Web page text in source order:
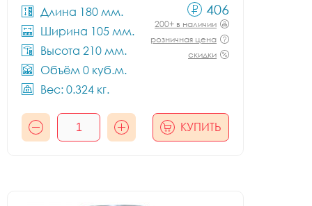
Длина 180 мм.
Ширина 105 мм.
Высота 210 мм.
Объём 0 куб.м.
Вес: 0.324 кг.
406
200+ в наличии
розничная цена
скидки
КУПИТЬ